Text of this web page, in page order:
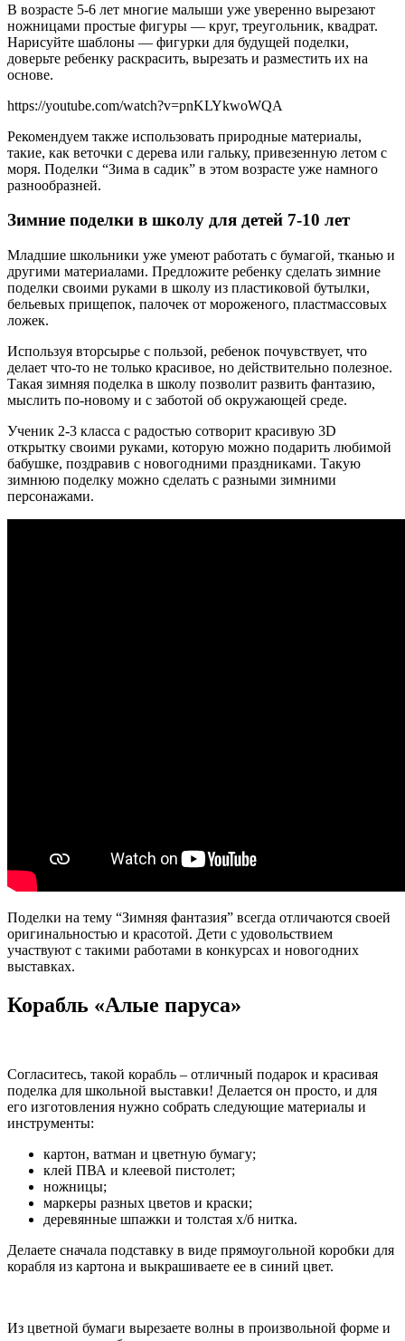
В возрасте 5-6 лет многие малыши уже уверенно вырезают
ножницами простые фигуры — круг, треугольник, квадрат.
Нарисуйте шаблоны — фигурки для будущей поделки,
доверьте ребенку раскрасить, вырезать и разместить их на
основе.
https://youtube.com/watch?v=pnKLYkwoWQA
Рекомендуем также использовать природные материалы,
такие, как веточки с дерева или гальку, привезенную летом с
моря. Поделки “Зима в садик” в этом возрасте уже намного
разнообразней.
Зимние поделки в школу для детей 7-10 лет
Младшие школьники уже умеют работать с бумагой, тканью и
другими материалами. Предложите ребенку сделать зимние
поделки своими руками в школу из пластиковой бутылки,
бельевых прищепок, палочек от мороженого, пластмассовых
ложек.
Используя вторсырье с пользой, ребенок почувствует, что
делает что-то не только красивое, но действительно полезное.
Такая зимняя поделка в школу позволит развить фантазию,
мыслить по-новому и с заботой об окружающей среде.
Ученик 2-3 класса с радостью сотворит красивую 3D
открытку своими руками, которую можно подарить любимой
бабушке, поздравив с новогодними праздниками. Такую
зимнюю поделку можно сделать с разными зимними
персонажами.
Поделки на тему “Зимняя фантазия” всегда отличаются своей
оригинальностью и красотой. Дети с удовольствием
участвуют с такими работами в конкурсах и новогодних
выставках.
Корабль «Алые паруса»
Согласитесь, такой корабль – отличный подарок и красивая
поделка для школьной выставки! Делается он просто, и для
его изготовления нужно собрать следующие материалы и
инструменты:
картон, ватман и цветную бумагу;
клей ПВА и клеевой пистолет;
ножницы;
маркеры разных цветов и краски;
деревянные шпажки и толстая х/б нитка.
Делаете сначала подставку в виде прямоугольной коробки для
корабля из картона и выкрашиваете ее в синий цвет.
Из цветной бумаги вырезаете волны в произвольной форме и